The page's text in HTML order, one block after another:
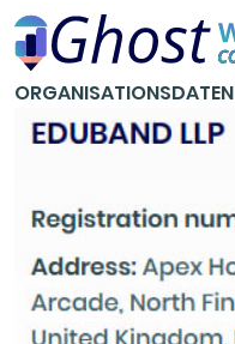
ORGANISATIONSDATEN